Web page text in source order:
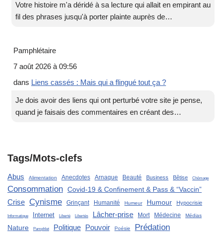
Votre histoire m'a déridé à sa lecture qui allait en empirant au
fil des phrases jusqu'à porter plainte auprès de…
Pamphlétaire
7 août 2026 à 09:56
dans Liens cassés : Mais qui a flingué tout ça ?
Je dois avoir des liens qui ont perturbé votre site je pense,
quand je faisais des commentaires en créant des…
Tags/Mots-clefs
Abus Alimentation Anecdotes Arnaque Beauté Business Bêtise Chômage
Consommation Covid-19 & Confinement & Pass & “Vaccin”
Crise Cynisme Grinçant Humanité Humeur Humour Hypocrisie
Informatique Internet Liberté Libertés Lâcher-prise Mort Médecine Médias
Nature Pamphlet Politique Pouvoir Poésie Prédation